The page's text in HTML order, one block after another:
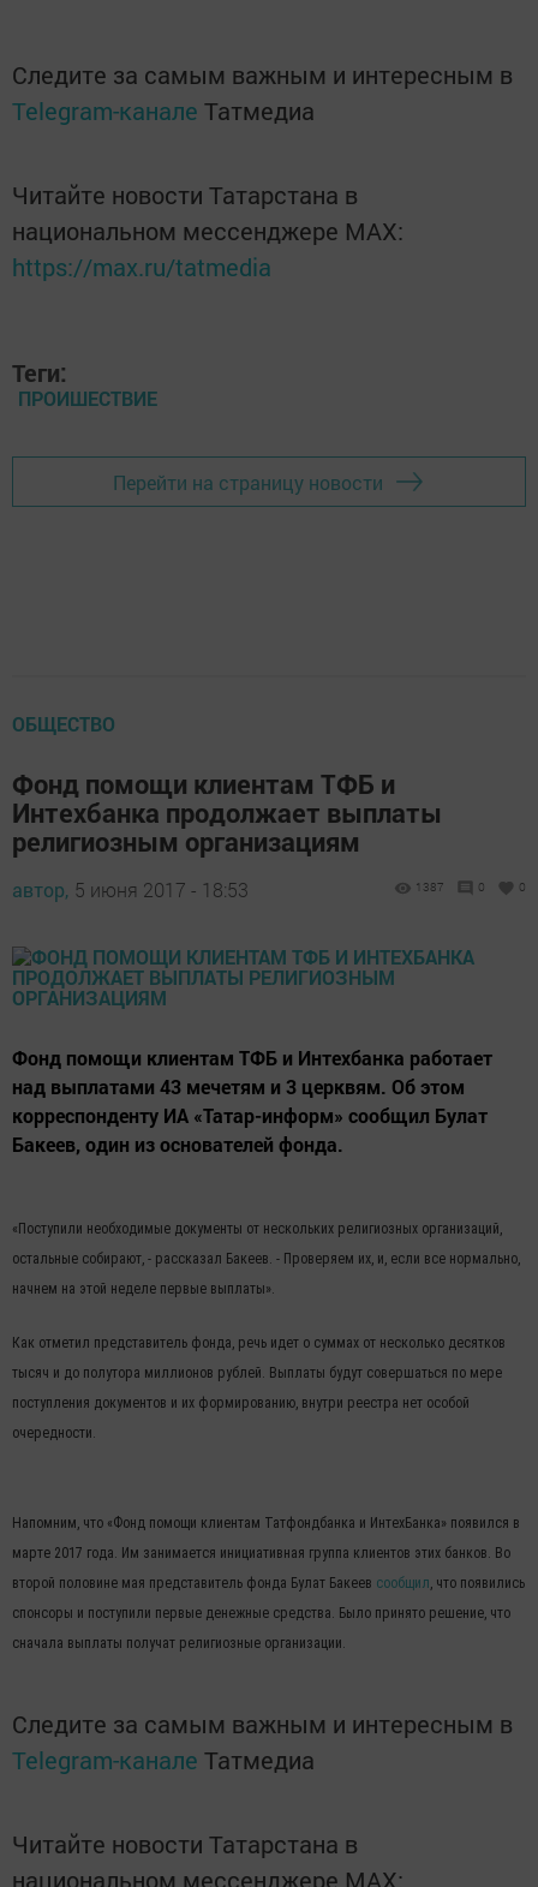
Следите за самым важным и интересным в
Telegram-канале Татмедиа
Читайте новости Татарстана в
национальном мессенджере MАХ:
https://max.ru/tatmedia
Теги:
ПРОИШЕСТВИЕ
Перейти на страницу новости
ОБЩЕСТВО
Фонд помощи клиентам ТФБ и
Интехбанка продолжает выплаты
религиозным организациям
автор, 5 июня 2017 - 18:53 1387 0 0
Фонд помощи клиентам ТФБ и Интехбанка работает
над выплатами 43 мечетям и 3 церквям. Об этом
корреспонденту ИА «Татар-информ» сообщил Булат
Бакеев, один из основателей фонда.
«Поступили необходимые документы от нескольких религиозных организаций,
остальные собирают, - рассказал Бакеев. - Проверяем их, и, если все нормально,
начнем на этой неделе первые выплаты».
Как отметил представитель фонда, речь идет о суммах от несколько десятков
тысяч и до полутора миллионов рублей. Выплаты будут совершаться по мере
поступления документов и их формированию, внутри реестра нет особой
очередности.
Напомним, что «Фонд помощи клиентам Татфондбанка и ИнтехБанка» появился в
марте 2017 года. Им занимается инициативная группа клиентов этих банков. Во
второй половине мая представитель фонда Булат Бакеев сообщил, что появились
спонсоры и поступили первые денежные средства. Было принято решение, что
сначала выплаты получат религиозные организации.
Следите за самым важным и интересным в
Telegram-канале Татмедиа
Читайте новости Татарстана в
национальном мессенджере MАХ: